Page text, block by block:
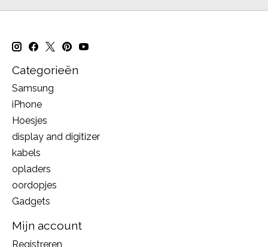
Categorieën
Samsung
iPhone
Hoesjes
display and digitizer
kabels
opladers
oordopjes
Gadgets
Mijn account
Registreren